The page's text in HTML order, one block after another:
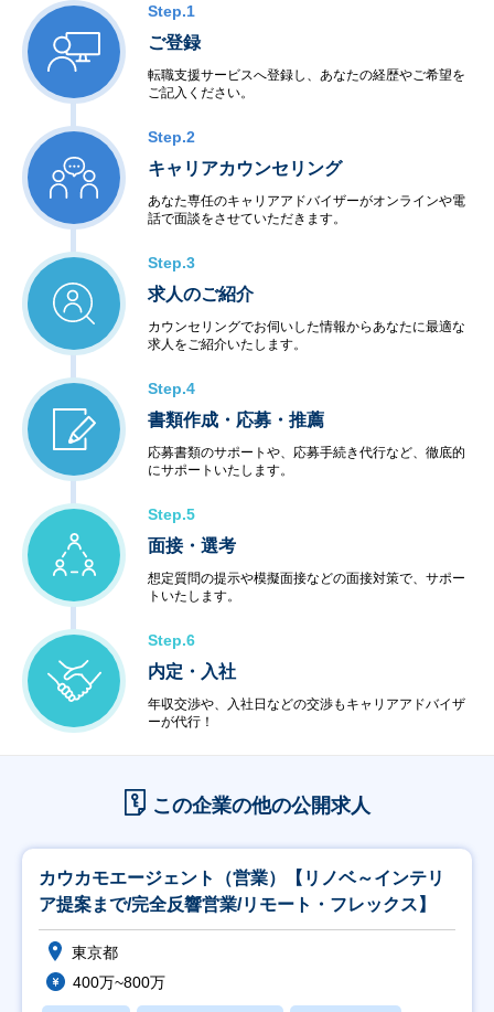
Step.1
ご登録
転職支援サービスへ登録し、あなたの経歴やご希望を
ご記入ください。
Step.2
キャリアカウンセリング
あなた専任のキャリアアドバイザーがオンラインや電
話で面談をさせていただきます。
Step.3
求人のご紹介
カウンセリングでお伺いした情報からあなたに最適な
求人をご紹介いたします。
Step.4
書類作成・応募・推薦
応募書類のサポートや、応募手続き代行など、徹底的
にサポートいたします。
Step.5
面接・選考
想定質問の提示や模擬面接などの面接対策で、サポー
トいたします。
Step.6
内定・入社
年収交渉や、入社日などの交渉もキャリアアドバイザ
ーが代行！
この企業の他の公開求人
カウカモエージェント（営業）【リノベ～インテリ
ア提案まで/完全反響営業/リモート・フレックス】
東京都
400万~800万